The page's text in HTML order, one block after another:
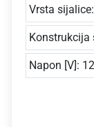
Vrsta
Konstrukcija
Napon [V]: